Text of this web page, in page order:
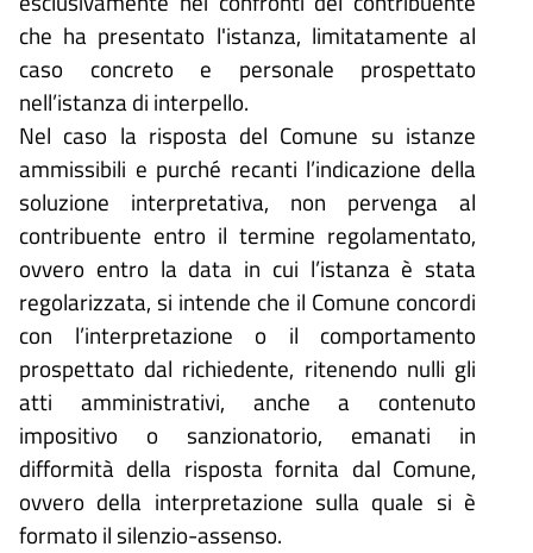
che ha presentato l'istanza, limitatamente al
caso concreto e personale prospettato
nell’istanza di interpello.
Nel caso la risposta del Comune su istanze
ammissibili e purché recanti l’indicazione della
soluzione interpretativa, non pervenga al
contribuente entro il termine regolamentato,
ovvero entro la data in cui l’istanza è stata
regolarizzata, si intende che il Comune concordi
con l’interpretazione o il comportamento
prospettato dal richiedente, ritenendo nulli gli
atti amministrativi, anche a contenuto
impositivo o sanzionatorio, emanati in
difformità della risposta fornita dal Comune,
ovvero della interpretazione sulla quale si è
formato il silenzio-assenso.